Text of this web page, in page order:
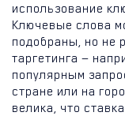
использование
Ключевые слова
подобраны, но не
таргетинга —
популярным
стране или на
велика, что